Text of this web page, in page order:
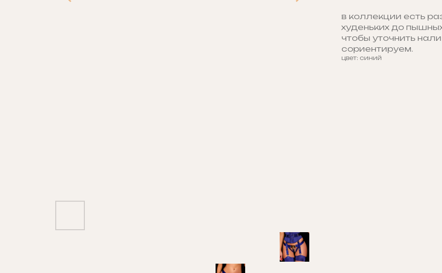
в коллекции есть
худеньких до
чтобы уточнить
сориентируем.
цвет: синий